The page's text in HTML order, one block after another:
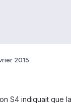
2015
S4 indiquait que